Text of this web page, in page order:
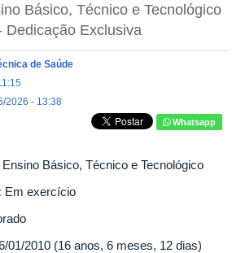
Básico, Técnico e Tecnológico
Dedicação Exclusiva
de Saúde
2026 - 13:38
Whatsapp
Básico, Técnico e Tecnológico
Em exercício
01/2010 (16 anos, 6 meses, 12 dias)